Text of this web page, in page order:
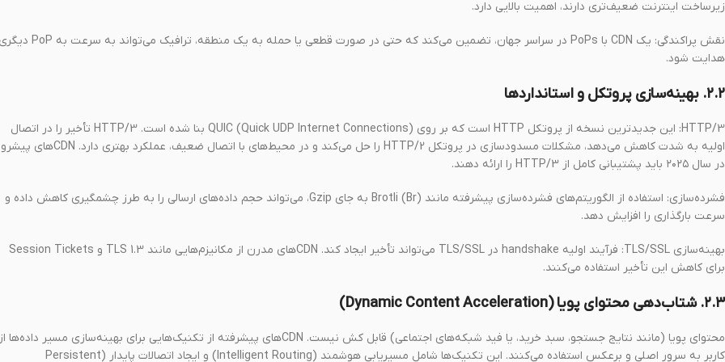
زیرساخت اینترنت ضعیف‌تری دارند، اهمیت بالایی دارد.
نقش پراکندگی: یک CDN با PoPs در سراسر جهان، تضمین می‌کند که حتی در صورت قطعی یا حمله به یک منطقه، ترافیک می‌تواند به سرعت به PoP دیگری
هدایت شود.
۲.۲. بهینه‌سازی پروتکل و استانداردها
HTTP/3: این جدیدترین نسخه از پروتکل HTTP است که بر روی QUIC (Quick UDP Internet Connections) بنا شده است. HTTP/3 تأخیر را در اتصال
اولیه به شدت کاهش می‌دهد، مشکلات مسدودسازی در پروتکل HTTP/2 را حل می‌کند و در محیط‌های با اتصال ضعیف، عملکرد بهتری دارد. CDNهای پیشرو
در سال ۲۰۲۵ باید پشتیبانی کامل از HTTP/3 را ارائه دهند.
فشرده‌سازی: استفاده از الگوریتم‌های فشرده‌سازی پیشرفته مانند Brotli (Br) به جای Gzip، می‌تواند حجم داده‌های ارسالی را به طرز چشمگیری کاهش داده و
سرعت بارگذاری را افزایش دهد.
بهینه‌سازی TLS/SSL: فرآیند اولیه handshake در TLS/SSL می‌تواند تأخیر ایجاد کند. CDNهای مدرن از مکانیزم‌هایی مانند TLS 1.3 و Session Tickets
برای کاهش این تأخیر استفاده می‌کنند.
۲.۳. شتاب‌دهی محتوای پویا (Dynamic Content Acceleration)
محتوای پویا (مانند نتایج جستجو، سبد خرید، یا فید شبکه‌های اجتماعی) قابل کش نیست. CDNهای پیشرفته از تکنیک‌هایی برای بهینه‌سازی مسیر داده‌ها از
کاربر به سرور اصلی و برعکس استفاده می‌کنند. این تکنیک‌ها شامل مسیریابی هوشمند (Intelligent Routing) و ایجاد اتصالات پایدار (Persistent